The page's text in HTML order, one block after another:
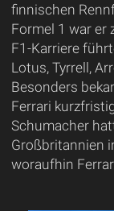
finnischen
Formel 1 war er
F1-Karriere
Lotus, Tyrrell,
Besonders
Ferrari
Schumacher
Großbritannien
woraufhin